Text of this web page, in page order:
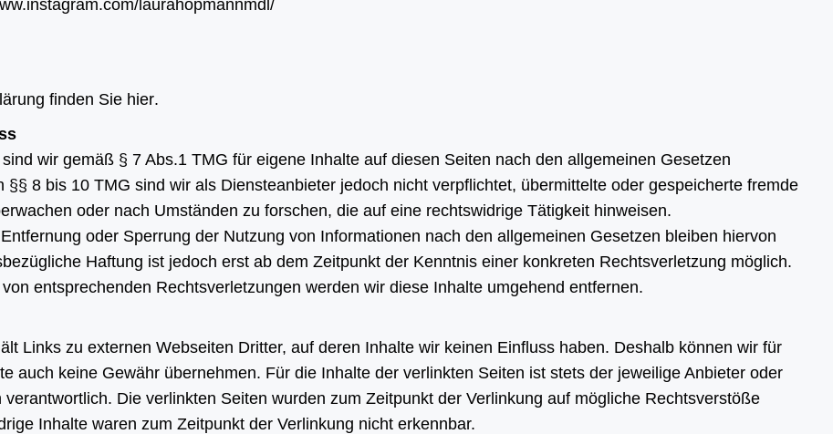
laurahopmannmdl/
finden Sie hier.
wir gemäß § 7 Abs.1 TMG für eigene Inhalte auf diesen Seiten nach den allgemeinen Gesetzen
§§ 8 bis 10 TMG sind wir als Diensteanbieter jedoch nicht verpflichtet, übermittelte oder gespeicherte fremde
oder nach Umständen zu forschen, die auf eine rechtswidrige Tätigkeit hinweisen.
oder Sperrung der Nutzung von Informationen nach den allgemeinen Gesetzen bleiben hiervon
Haftung ist jedoch erst ab dem Zeitpunkt der Kenntnis einer konkreten Rechtsverletzung möglich.
entsprechenden Rechtsverletzungen werden wir diese Inhalte umgehend entfernen.
Links zu externen Webseiten Dritter, auf deren Inhalte wir keinen Einfluss haben. Deshalb können wir für
auch keine Gewähr übernehmen. Für die Inhalte der verlinkten Seiten ist stets der jeweilige Anbieter oder
verantwortlich. Die verlinkten Seiten wurden zum Zeitpunkt der Verlinkung auf mögliche Rechtsverstöße
Inhalte waren zum Zeitpunkt der Verlinkung nicht erkennbar.